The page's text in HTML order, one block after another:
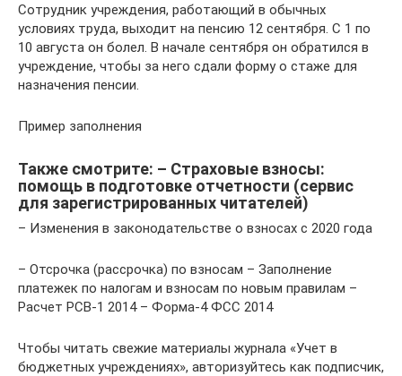
Сотрудник учреждения, работающий в обычных
условиях труда, выходит на пенсию 12 сентября. С 1 по
10 августа он болел. В начале сентября он обратился в
учреждение, чтобы за него сдали форму о стаже для
назначения пенсии.
Пример заполнения
Также смотрите: – Страховые взносы:
помощь в подготовке отчетности (сервис
для зарегистрированных читателей)
– Изменения в законодательстве о взносах с 2020 года
– Отсрочка (рассрочка) по взносам – Заполнение
платежек по налогам и взносам по новым правилам –
Расчет РСВ-1 2014 – Форма-4 ФСС 2014
Чтобы читать свежие материалы журнала «Учет в
бюджетных учреждениях», авторизуйтесь как подписчик,